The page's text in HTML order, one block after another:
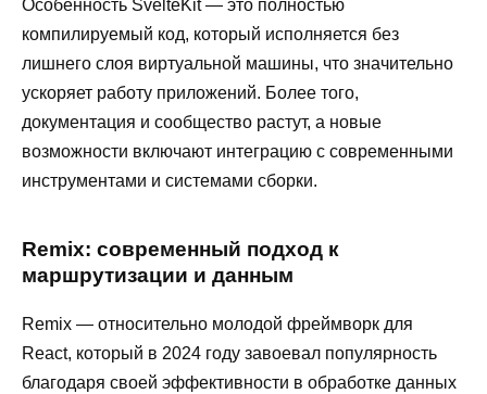
Особенность SvelteKit — это полностью
компилируемый код, который исполняется без
лишнего слоя виртуальной машины, что значительно
ускоряет работу приложений. Более того,
документация и сообщество растут, а новые
возможности включают интеграцию с современными
инструментами и системами сборки.
Remix: современный подход к
маршрутизации и данным
Remix — относительно молодой фреймворк для
React, который в 2024 году завоевал популярность
благодаря своей эффективности в обработке данных